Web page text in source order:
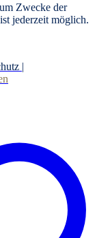
Zwecke der
jederzeit möglich.
|